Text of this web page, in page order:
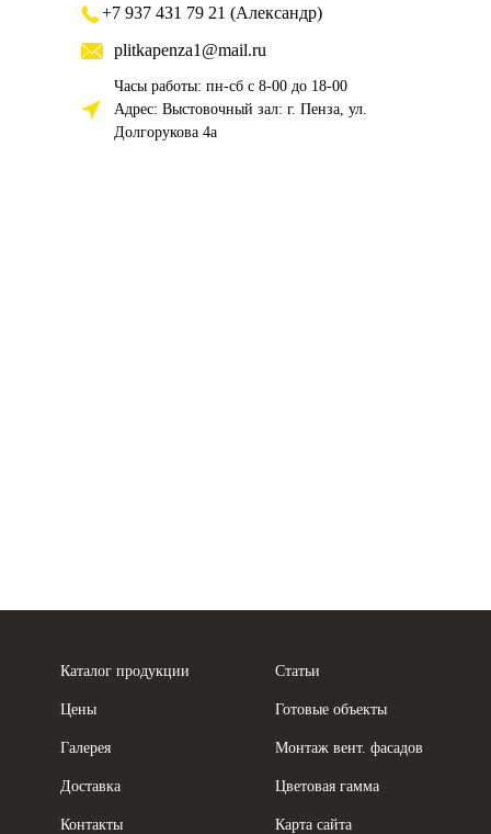
+7 937 431 79 21 (Александр)
plitkapenza1@mail.ru
Часы работы: пн-сб с 8-00 до 18-00
Адрес: Выстовочный зал: г. Пенза, ул.
Долгорукова 4а
Каталог продукции
Цены
Галерея
Доставка
Контакты
Статьи
Готовые объекты
Монтаж вент. фасадов
Цветовая гамма
Карта сайта